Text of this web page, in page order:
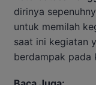
dirinya
untuk memilah
saat ini kegiatan
berdampak pada